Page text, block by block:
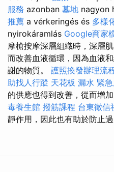
服務 azonban 墓地 nagyon
推薦 a vérkeringés és 多樣
nyirokáramlás Google商家
摩槍按摩深層組織時，深層
而改善血液循環，因為血液
謝的物質。 護照換發辦理流
助找人行蹤 天花板 漏水 緊
的供應也得到改善，從而增
毒養生館 撥筋課程 台東徵信
靜作用，因此也有助於防止過